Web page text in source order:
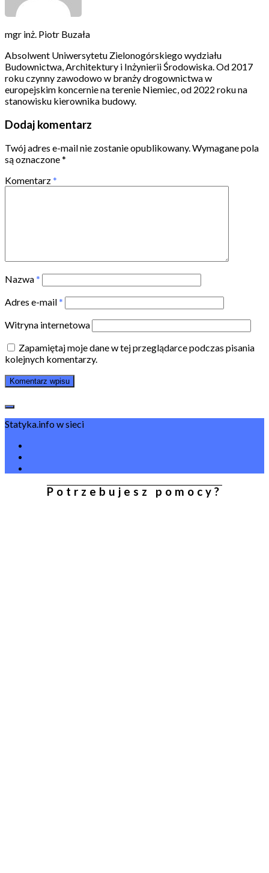
mgr inż. Piotr Buzała
Absolwent Uniwersytetu Zielonogórskiego wydziału
Budownictwa, Architektury i Inżynierii Środowiska. Od 2017
roku czynny zawodowo w branży drogownictwa w
europejskim koncernie na terenie Niemiec, od 2022 roku na
stanowisku kierownika budowy.
Dodaj komentarz
Twój adres e-mail nie zostanie opublikowany.Wymagane pola
są oznaczone*
Komentarz*
Nazwa*
Adres e-mail*
Witryna internetowa
Zapamiętaj moje dane w tej przeglądarce podczas pisania
kolejnych komentarzy.
Statyka.info w sieci
Potrzebujesz pomocy?